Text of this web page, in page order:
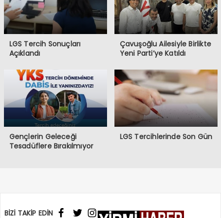
LGS Tercih Sonuçları
Açıklandı
Çavuşoğlu Ailesiyle Birlikte
Yeni Parti’ye Katıldı
Gençlerin Geleceği
Tesadüflere Bırakılmıyor
LGS Tercihlerinde Son Gün
BİZİ TAKİP EDİN